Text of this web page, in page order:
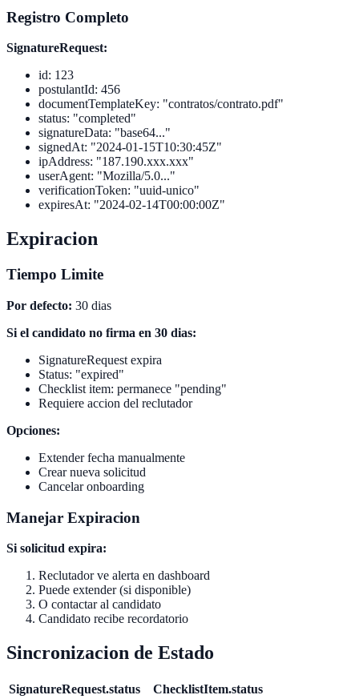
Registro Completo
SignatureRequest:
id: 123
postulantId: 456
documentTemplateKey: "contratos/contrato.pdf"
status: "completed"
signatureData: "base64..."
signedAt: "2024-01-15T10:30:45Z"
ipAddress: "187.190.xxx.xxx"
userAgent: "Mozilla/5.0..."
verificationToken: "uuid-unico"
expiresAt: "2024-02-14T00:00:00Z"
Expiracion
Tiempo Limite
Por defecto: 30 dias
Si el candidato no firma en 30 dias:
SignatureRequest expira
Status: "expired"
Checklist item: permanece "pending"
Requiere accion del reclutador
Opciones:
Extender fecha manualmente
Crear nueva solicitud
Cancelar onboarding
Manejar Expiracion
Si solicitud expira:
Reclutador ve alerta en dashboard
Puede extender (si disponible)
O contactar al candidato
Candidato recibe recordatorio
Sincronizacion de Estado
SignatureRequest.status
ChecklistItem.status